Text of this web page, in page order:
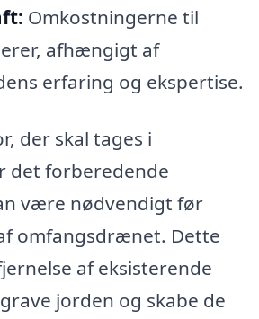
Omkostningerne til
afhængigt af
erfaring og ekspertise.
der skal tages i
det forberedende
være nødvendigt før
omfangsdrænet. Dette
af eksisterende
jorden og skabe de